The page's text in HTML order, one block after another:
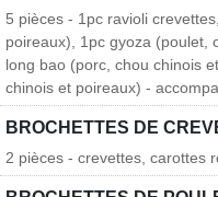
5 pièces - 1pc ravioli
poireaux), 1pc gyoza (poulet,
long bao (porc, chou chinois
chinois et poireaux) -
BROCHETTES DE
2 pièces - crevettes, carottes